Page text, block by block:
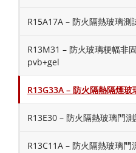
R15A17A – 防火隔熱玻璃測
R13M31 – 防火玻璃梗幅非
pvb+gel
R13G33A – 防火隔熱隔煙玻
R13E30 – 防火隔熱玻璃門
R13C11A – 防火隔熱玻璃門